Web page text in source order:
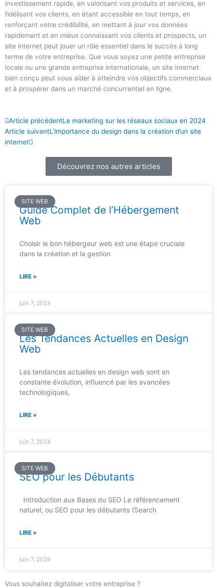
investissement rapide, en valorisant vos produits et services, en
fidélisant vos clients, en étant accessible en tout temps, en
renforçant votre crédibilité, en mettant à jour vos données
rapidement et en mieux connaissant vos clients et prospects, un
site internet peut jouer un rôle essentiel dans le succès à long
terme de votre entreprise. Que vous soyez une petite entreprise
locale ou une grande entreprise internationale, un site internet
bien conçu peut vous aider à atteindre vos objectifs commerciaux
et à prospérer dans un marché concurrentiel en ligne.
Précédent
Article précédentLe marketing sur les réseaux sociaux en 2024
Article suivantL’importance du design dans la création d’un site
internet
Suivant
Découvrez nos autres articles
SITE WEB
Guide Complet de l’Hébergement
Web
Choisir le bon hébergeur web est une étape cruciale
dans la création et la gestion
LIRE »
juin 7, 2024
SITE WEB
Les Tendances Actuelles en Design
Web
Les tendances actuelles en design web sont en
constante évolution, influencé par les avancées
technologiques,
LIRE »
juin 7, 2024
SITE WEB
SEO pour les Débutants
Introduction aux Bases du SEO Le référencement
naturel, ou SEO pour les débutants (Search
LIRE »
juin 7, 2024
Vous souhaitez digitaliser votre entreprise ?